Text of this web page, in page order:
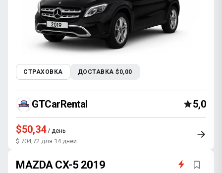
СТРАХОВКА ДОСТАВКА $0,00
GTCarRental 5,0
$50,34/ день
$ 704,72 для 14 дней
MAZDA CX-5 2019